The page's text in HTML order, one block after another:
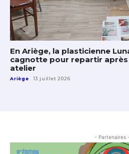
En Ariège, la plasticienne
cagnotte pour repartir après
atelier
Ariège 13 juillet 2026
- Partenaires -